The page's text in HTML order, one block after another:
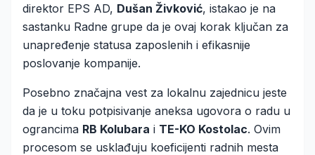
direktor EPS AD, Dušan Živković, istakao je na
sastanku Radne grupe da je ovaj korak ključan za
unapređenje statusa zaposlenih i efikasnije
poslovanje kompanije.
Posebno značajna vest za lokalnu zajednicu jeste
da je u toku potpisivanje aneksa ugovora o radu u
ograncima RB Kolubara i TE-KO Kostolac. Ovim
procesom se usklađuju koeficijenti radnih mesta